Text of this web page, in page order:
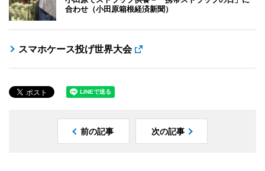
合わせ（小田原箱根経済新聞）
スマホケース投げ世界大会
前の記事 次の記事